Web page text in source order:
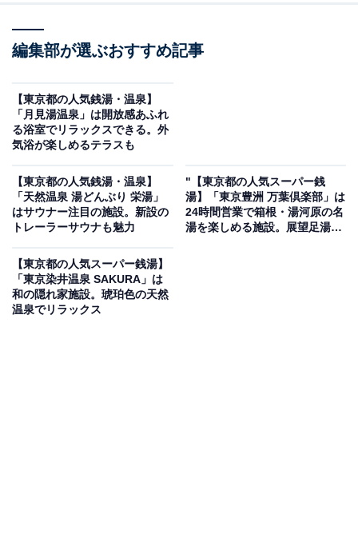
「All About ニュース」は、ネットの話題から世の中の動きまで、暮
らしの中にあふれる「なぜ？」「どうして？」を分かりやすく伝え
報やSNSで話題のトピックスを紹介しています。
※本記事で紹介している商品の購入やサービスの利用により、売上の一部が
オールアバウトに還元されることがあります。
追求する銭湯
表参道駅から徒歩2分という好立地にありながら、全館
炭酸泉、シルキー風呂、ジェットバスと充実。コンフォ
ートサウナ、ロッキーサウナも楽しめ、水風呂もまろや
かな軟水仕様。風呂上がりに生ビールやベルギービール
編集部が選ぶおすすめ記事
【東京都の人気銭湯・温泉】
「月見湯温泉」は開放感あふれ
る浴室でリラックスできる。外
気浴が楽しめるテラスも
【東京都の人気銭湯・温泉】
「天然温泉 湯どんぶり 栄湯」
はサウナー注目の施設。新設の
トレーラーサウナも魅力
"【東京都の人気スーパー銭
湯】「東京豊洲 万葉倶楽部」は
24時間営業で箱根・湯河原の名
湯を楽しめる施設。展望足湯庭
【東京都の人気スーパー銭湯】
「東京染井温泉 SAKURA」は
和の隠れ家施設。琥珀色の天然
温泉でリラックス